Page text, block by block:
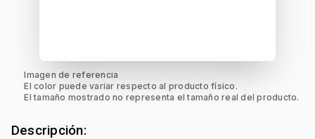
Imagen de referencia
El color puede variar respecto al producto físico.
El tamaño mostrado no representa el tamaño real del producto.
Descripción: